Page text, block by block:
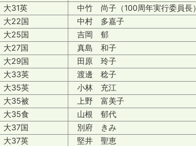
大31英
中竹 尚子（100周年実行委員長）
大22国
中村 多嘉子
大25国
吉岡 郁
大27国
真島 和子
大29国
田原 玲子
大33英
渡邊 稔子
大35英
小林 充江
大35被
上野 富美子
大35食
山根 郁代
大37国
別府 きみ
大37英
堅井 聖恵